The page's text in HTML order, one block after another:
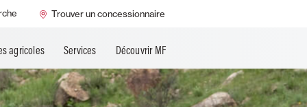
Trouver un concessionnaire
agricoles Services Découvrir MF